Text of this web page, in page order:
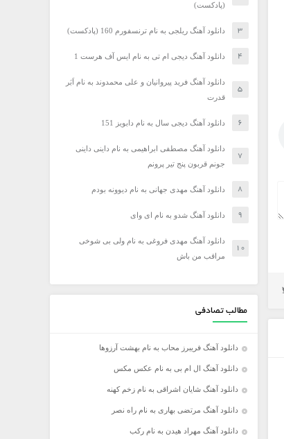
(پادکست)
دانلود آهنگ ریلجی به نام ترنسفورم 160 (پادکست)
دانلود آهنگ دیجی ام تی به نام ایس آف هرست 1
دانلود آهنگ فرید پیروانیان و علی محمدوند به نام اَبَر
قدرت
دانلود آهنگ دیجی سال به نام دابویز 151
دانلود آهنگ مصطفی ابراهیمی به نام داینی داینی
جونم قربون پنج تیر پرونم
دانلود آهنگ مهدی جهانی به نام دیوونه بودم
دانلود آهنگ شدو به نام ای وای
دانلود آهنگ مهدی فروغی به نام ولی بی شوخی
مراقب من باش
مطالب تصادفی
دانلود آهنگ فریبرز محاب به نام بهشت آرزوها
دانلود آهنگ ال ام بی به نام عکس مکس
دانلود آهنگ شایان اشراقی به نام زخم کهنه
دانلود آهنگ مرتضی بهاری به نام راه نصر
دانلود آهنگ مهراد هیدن به نام رکب